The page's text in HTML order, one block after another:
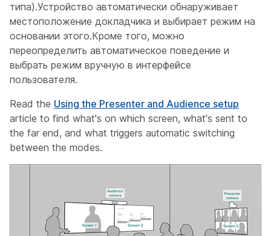
типа).Устройство автоматически обнаруживает
местоположение докладчика и выбирает режим на
основании этого.Кроме того, можно
переопределить автоматическое поведение и
выбрать режим вручную в интерфейсе
пользователя.
Read the Using the Presenter and Audience setup
article to find what's on which screen, what's sent to
the far end, and what triggers automatic switching
between the modes.